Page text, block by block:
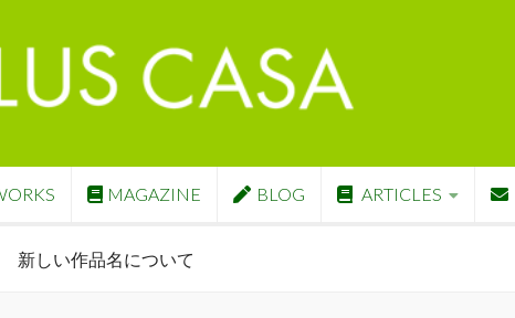
MAGAZINE BLOG ARTICLES
新しい作品名について